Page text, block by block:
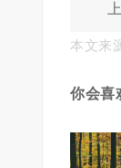
本文来
你会喜